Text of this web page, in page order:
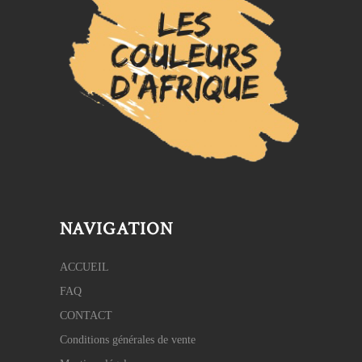
NAVIGATION
ACCUEIL
FAQ
CONTACT
Conditions générales de vente